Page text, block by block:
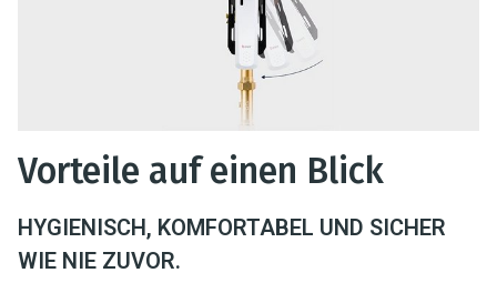
Vorteile auf einen Blick
HYGIENISCH, KOMFORTABEL UND SICHER
WIE NIE ZUVOR.